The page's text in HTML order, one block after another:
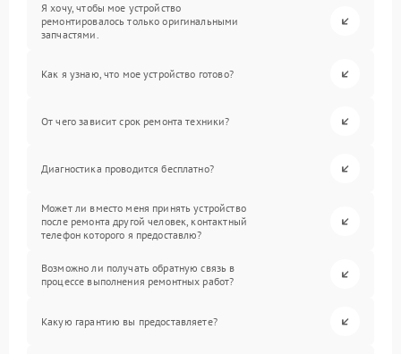
Я хочу, чтобы мое устройство
ремонтировалось только оригинальными
запчастями.
Как я узнаю, что мое устройство готово?
От чего зависит срок ремонта техники?
Диагностика проводится бесплатно?
Может ли вместо меня принять устройство
после ремонта другой человек, контактный
телефон которого я предоставлю?
Возможно ли получать обратную связь в
процессе выполнения ремонтных работ?
Какую гарантию вы предоставляете?